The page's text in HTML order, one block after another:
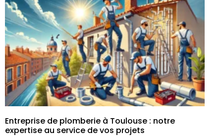
Entreprise de plomberie à Toulouse : notre
expertise au service de vos projets